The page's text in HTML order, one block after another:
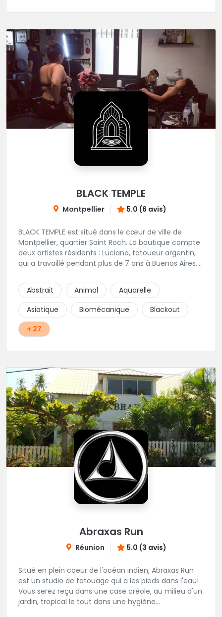
BLACK TEMPLE
Montpellier 5.0 (6 avis)
BLACK TEMPLE est situé dans le cœur de ville de
Montpellier, quartier Saint Roch. La boutique compte
deux artistes résidents : Luciano, tatoueur argentin,
qui a travaillé pendant plus de 7 ans à Buenos Aires,
qui a travaillé dans plusieurs boutiques de la ville
avant de rejoindre notre équipe. La boutique
accueille plusieurs artistes tatoueurs en tant que
guests tout au long de l'année afin de proposer
d'autres styles.
Abstrait Animal
Aquarelle
Asiatique
Biomécanique
Blackout
+ 27
Abraxas Run
Réunion 5.0 (3 avis)
Situé en plein coeur de l'océan indien, Abraxas Run
est un studio de tatouage qui a les pieds dans l'eau!
Vous serez reçu dans une case créole, au milieu d'un
jardin, tropical le tout dans une hygiène